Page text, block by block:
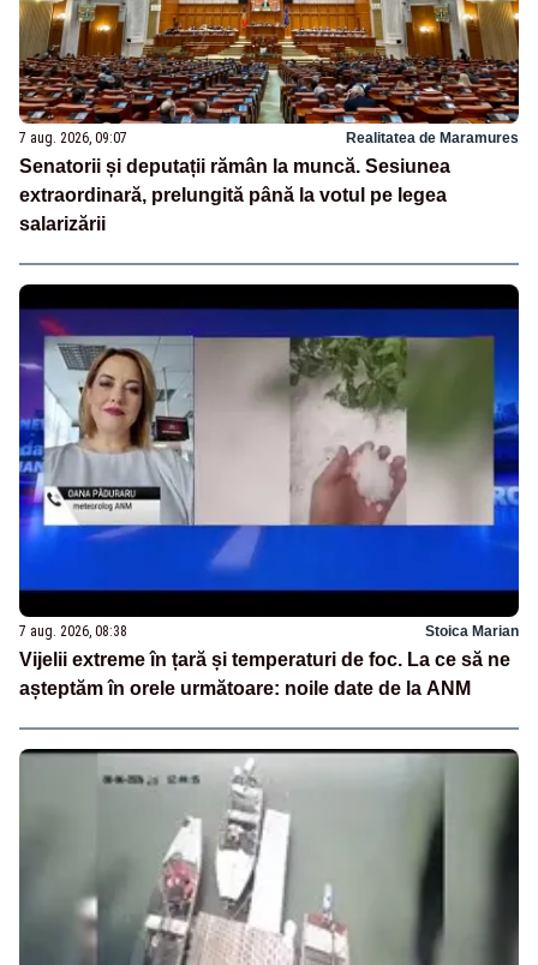
7 aug. 2026, 09:07 Realitatea de Maramures
Senatorii și deputații rămân la muncă. Sesiunea
extraordinară, prelungită până la votul pe legea
salarizării
7 aug. 2026, 08:38 Stoica Marian
Vijelii extreme în țară și temperaturi de foc. La ce să ne
așteptăm în orele următoare: noile date de la ANM